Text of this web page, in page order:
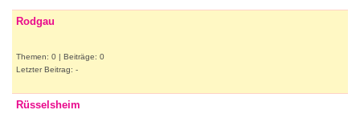
Rodgau
Themen: 0 | Beiträge: 0
Letzter Beitrag: -
Rüsselsheim